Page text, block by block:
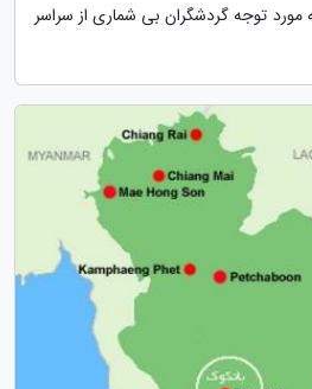
توجه گردشگران بی شماری از سراسر